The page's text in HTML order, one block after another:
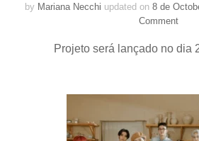
by Mariana Necchi updated on 8 de
Commenton
mini
Projeto será lançado no dia